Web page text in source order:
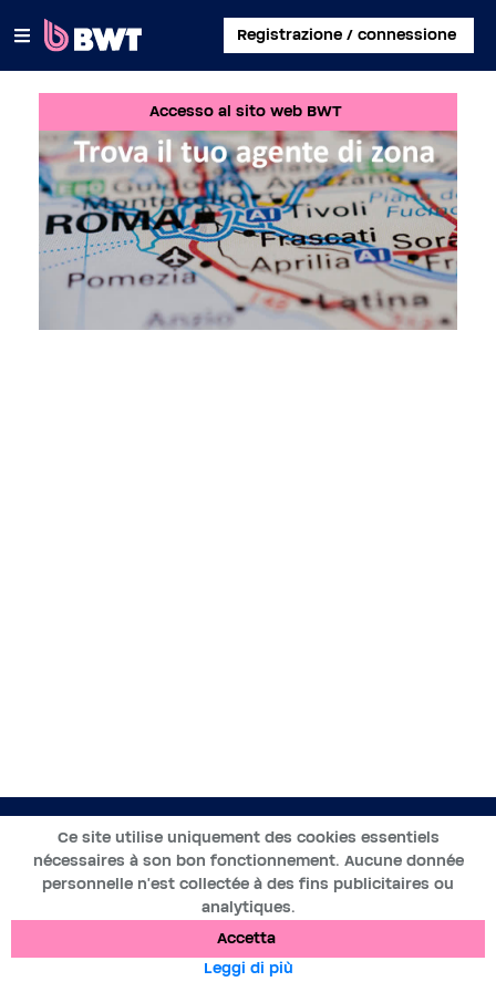
Registrazione / connessione
×
GESTISCI UN ACCOUNT UTENTE
REGISTRA UN KIT SENZA ACCOUNT
INFORMAZIONI SU BWT
Accesso al sito web BWT
IT
2019-2025 ©BWT by Wess Soft - Tutti i diritti riservati
Protezione dei datiCookiesInformazioni legali
Accetta
Ce site utilise uniquement des cookies essentiels
nécessaires à son bon fonctionnement. Aucune donnée
personnelle n’est collectée à des fins publicitaires ou
analytiques.
Leggi di più